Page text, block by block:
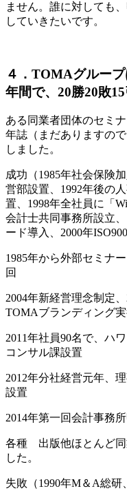
ません。誰に対しても
していきたいです。
４．TOMAグルー
年間で、20勝20敗
ある同業者団体のセミ
年誌（まだありますの
しました。
成功（1985年社会保険
営部設置、1992年後の
置、1998年全社員に「
会計士共同事務所設立
ード導入、2000年
1985年から外部セミナ
回
2004年新経営理念制定
TOMAブランディング
2011年社員90名で、ハ
コンサル課設置
2012年分社経営元年、
設置
2014年第一回会計事務
各種 出版他ほとんど同
した。
失敗（1990年M＆A総研